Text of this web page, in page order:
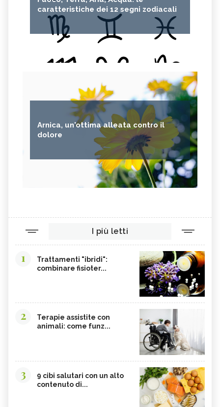
caratteristiche dei 12 segni zodiacali
Arnica, un'ottima alleata contro il
dolore
I più letti
1
Trattamenti "ibridi":
combinare fisioter...
2
Terapie assistite con
animali: come funz...
3
9 cibi salutari con un alto
contenuto di...